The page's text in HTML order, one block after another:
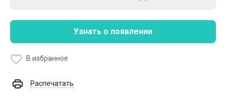
Узнать о появлении
В избранное
Распечатать